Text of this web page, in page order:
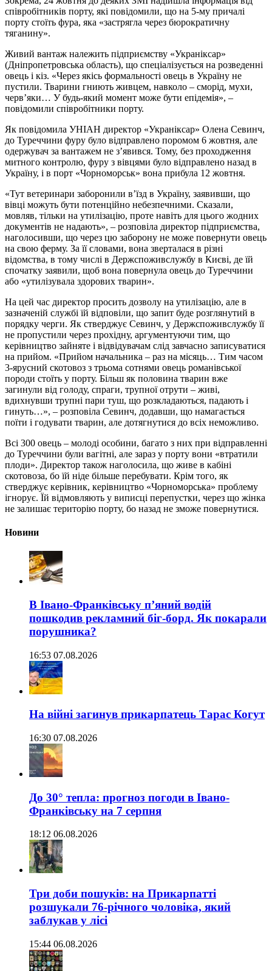
співробітників порту, які повідомили, що на 5-му причалі
порту стоїть фура, яка «застрягла через бюрократичну
тяганину».
Живий вантаж належить підприємству «Украніксар»
(Дніпропетровська область), що спеціалізується на розведенні
овець і кіз. «Через якісь формальності овець в Україну не
пустили. Тварини гниють живцем, навколо – сморід, мухи,
черв’яки… У будь-який момент може бути епідемія», –
повідомили співробітники порту.
Як повідомила УНІАН директор «Украніксар» Олена Севинч,
до Туреччини фуру було відправлено поромом 6 жовтня, але
одержувач за вантажем не з’явився. Тому, без проходження
митного контролю, фуру з вівцями було відправлено назад в
Україну, і в порт «Чорноморськ» вона прибула 12 жовтня.
«Тут ветеринари заборонили в’їзд в Україну, заявивши, що
вівці можуть бути потенційно небезпечними. Сказали,
мовляв, тільки на утилізацію, проте навіть для цього жодних
документів не надають», – розповіла директор підприємства,
наголосивши, що через цю заборону не може повернути овець
на свою ферму. За її словами, вона зверталася в різні
відомства, в тому числі в Держспоживслужбу в Києві, де їй
спочатку заявили, щоб вона повернула овець до Туреччини
або «утилізувала здорових тварин».
На цей час директор просить дозволу на утилізацію, але в
зазначеній службі їй відповіли, що запит буде розглянутий в
порядку черги. Як стверджує Севинч, у Держспоживслужбу її
не пропустили через прохідну, аргументуючи тим, що
керівництво зайняте і відвідувачам слід завчасно записуватися
на прийом. «Прийом начальника – раз на місяць… Тим часом
3-ярусний скотовоз з трьома сотнями овець романівської
породи стоїть у порту. Більш як половина тварин вже
загинули від голоду, спраги, трупної отрути – живі,
вдихнувши трупні пари туш, що розкладаються, падають і
гинуть…», – розповіла Севинч, додавши, що намагається
поїти і годувати тварин, але дотягнутися до всіх неможливо.
Всі 300 овець – молоді особини, багато з них при відправленні
до Туреччини були вагітні, але зараз у порту вони «втратили
плоди». Директор також наголосила, що живе в кабіні
скотовоза, бо їй ніде більше перебувати. Крім того, як
стверджує керівник, керівництво «Чорноморська» проблему
ігнорує. Їй відмовляють у виписці перепустки, через що жінка
не залишає територію порту, бо назад не зможе повернутися.
Новини
В Івано-Франківську п’яний водій
пошкодив рекламний біг-борд. Як покарали
порушника?
16:53 07.08.2026
На війні загинув прикарпатець Тарас Когут
16:30 07.08.2026
До 30° тепла: прогноз погоди в Івано-
Франківську на 7 серпня
18:12 06.08.2026
Три доби пошуків: на Прикарпатті
розшукали 76-річного чоловіка, який
заблукав у лісі
15:44 06.08.2026